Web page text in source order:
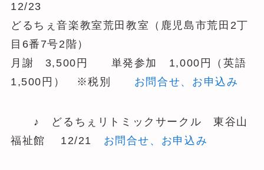
12/23
どるちぇ音楽教室荒田教室（鹿児島市荒田2丁
目6番7号2階）
月謝 3,500円 単発参加 1,000円（英語
1,500円） ※税別 お問合せ、お申込み
♪ どるちぇリトミックサークル 東谷山
福祉館 12/21 お問合せ、お申込み